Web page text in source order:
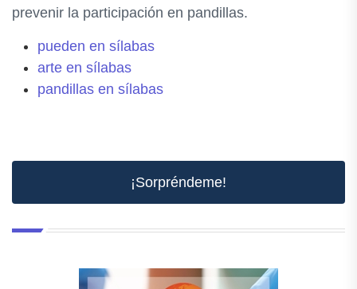
prevenir la participación en pandillas.
pueden en sílabas
arte en sílabas
pandillas en sílabas
¡Sorpréndeme!